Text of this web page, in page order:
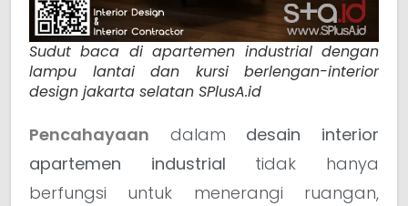
Sudut baca di apartemen industrial dengan
lampu lantai dan kursi berlengan-interior
design jakarta selatan SPlusA.id
Pencahayaan dalam desain interior
apartemen industrial tidak hanya
berfungsi untuk menerangi ruangan,